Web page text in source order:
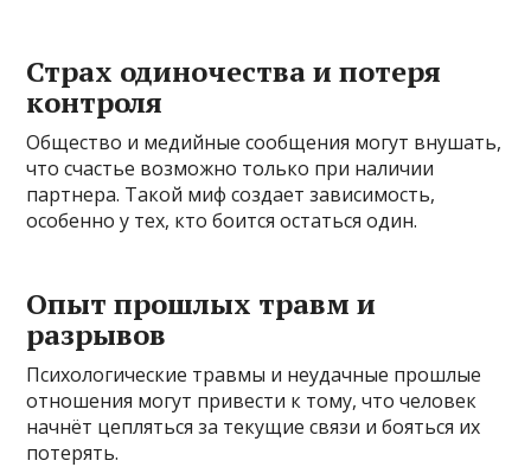
Страх одиночества и потеря
контроля
Общество и медийные сообщения могут внушать,
что счастье возможно только при наличии
партнера. Такой миф создает зависимость,
особенно у тех, кто боится остаться один.
Опыт прошлых травм и
разрывов
Психологические травмы и неудачные прошлые
отношения могут привести к тому, что человек
начнёт цепляться за текущие связи и бояться их
потерять.